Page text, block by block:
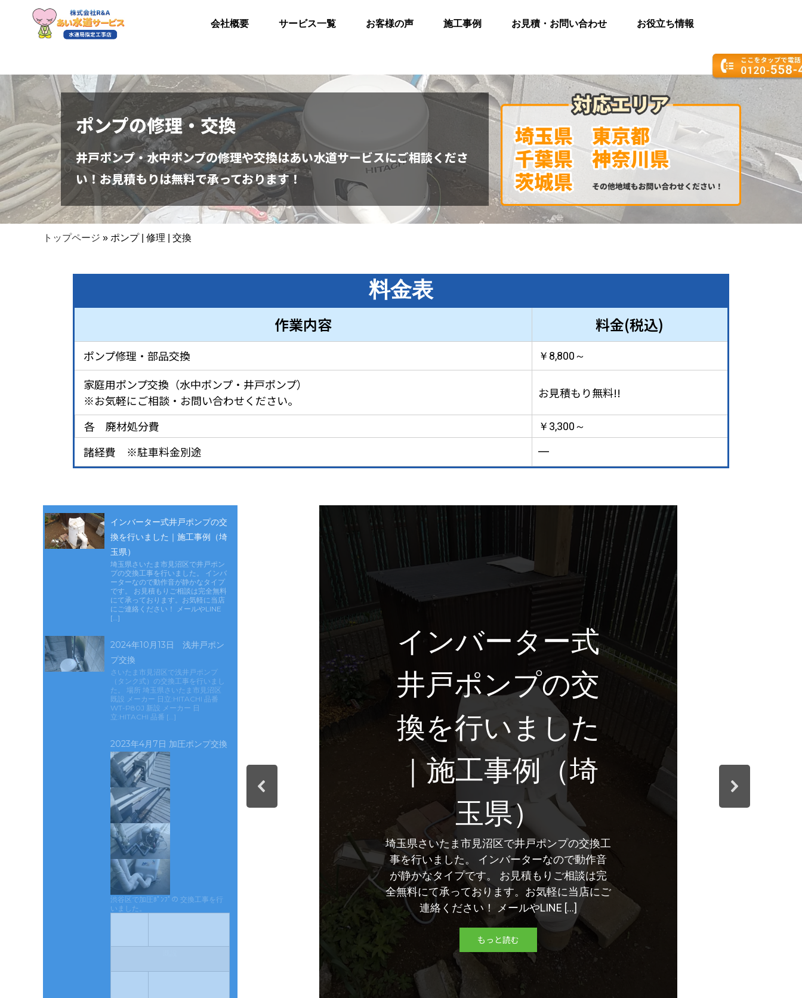
会社概要 サービス一覧 お客様の声 施工事例 お見積・お問い合わせ お役立ち情報
ポンプの修理・交換
井戸ポンプ・水中ポンプの修理や交換はあい水道サービスにご相談くださ
い！お見積もりは無料で承っております！
トップページ » ポンプ | 修理 | 交換
料金表
作業内容 料金(税込)
ポンプ修理・部品交換 ￥8,800～
家庭用ポンプ交換（水中ポンプ・井戸ポンプ）
※お気軽にご相談・お問い合わせください。
お見積もり無料!!
各 廃材処分費 ￥3,300～
諸経費 ※駐車料金別途 ━
インバーター式井戸ポンプの交
換を行いました｜施工事例（埼
玉県）
埼玉県さいたま市見沼区で井戸ポン
プの交換工事を行いました。 インバ
ーターなので動作音が静かなタイプ
です。 お見積もりご相談は完全無料
にて承っております。お気軽に当店
にご連絡ください！ メールやLINE
[…]
2024年10月13日 浅井戸ポン
プ交換
さいたま市見沼区で浅井戸ポンプ
（タンク式）の交換工事を行いまし
た。 場所 埼玉県さいたま市見沼区
既設 メーカー 日立:HITACHI 品番
WT-P80J 新設 メーカー 日
立:HITACHI 品番 […]
2023年4月7日 加圧ポンプ交換
渋谷区で加圧ﾎﾟﾝﾌﾟの 交換工事を行
いました。
インバーター式
井戸ポンプの交
換を行いました
｜施工事例（埼
玉県）
埼玉県さいたま市見沼区で井戸ポンプの交換工
事を行いました。 インバーターなので動作音
が静かなタイプです。 お見積もりご相談は完
全無料にて承っております。お気軽に当店にご
連絡ください！ メールやLINE […]
もっと読む